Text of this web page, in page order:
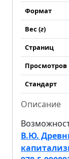
Формат
Вес (г)
Страниц
Просмотров
Стандарт
Описание
В.Ю.